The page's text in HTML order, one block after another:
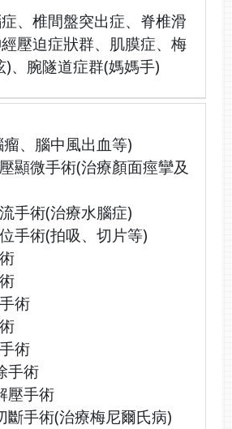
、椎間盤突出症、脊椎滑
壓迫症狀群、肌膜症、梅
)、腕隧道症群(媽媽手)
、腦中風出血等)
顯微手術(治療顏面痙攣及
手術(治療水腦症)
手術(拍吸、切片等)
術
術
手術
壓手術
斷手術(治療梅尼爾氏病)